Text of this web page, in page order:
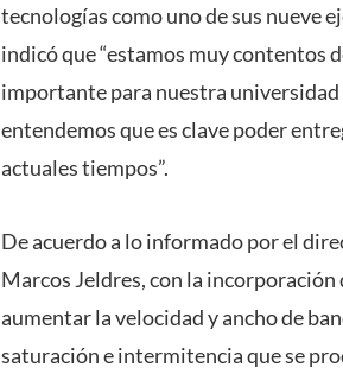
tecnologías como uno de sus nueve
indicó que “estamos muy contentos
importante para nuestra
entendemos que es clave poder
actuales tiempos”.
De acuerdo a lo informado por el
Marcos Jeldres, con la
aumentar la velocidad y ancho de
saturación e intermitencia que se